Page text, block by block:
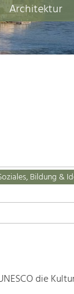
Architektur
Bildung &
die